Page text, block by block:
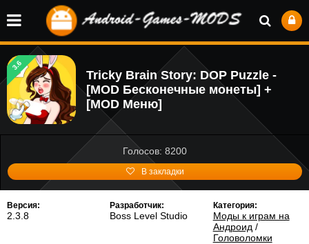
3.6
Tricky Brain Story: DOP Puzzle -
[MOD Бесконечные монеты] +
[MOD Меню]
Голосов: 8200
В закладки
Версия:
2.3.8
Разработчик:
Boss Level Studio
Категория:
Моды к играм на
Андроид /
Головоломки